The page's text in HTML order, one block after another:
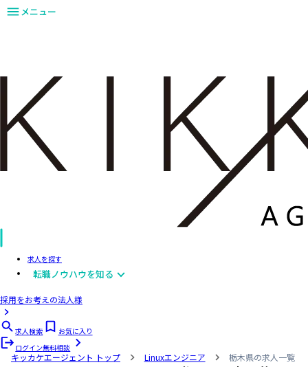
メニュー
求人を探す
転職ノウハウを知る
採用をお考えの法人様
求人検索
お気に入り
ログイン無料相談
キッカケエージェント トップ Linuxエンジニア 栃木県の求人一覧